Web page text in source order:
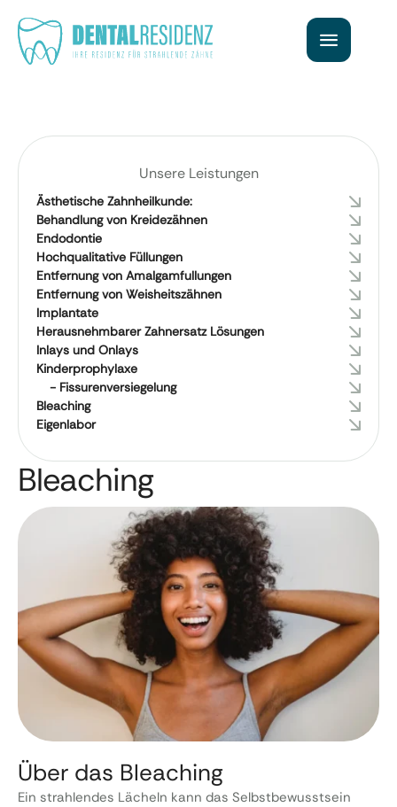
Unsere Leistungen
Ästhetische Zahnheilkunde:
Behandlung von Kreidezähnen
Endodontie
Hochqualitative Füllungen
Entfernung von Amalgamfullungen
Entfernung von Weisheitszähnen
Implantate
Herausnehmbarer Zahnersatz Lösungen
Inlays und Onlays
Kinderprophylaxe
- Fissurenversiegelung
Bleaching
Eigenlabor
Bleaching
Über das Bleaching
Ein strahlendes Lächeln kann das Selbstbewusstsein